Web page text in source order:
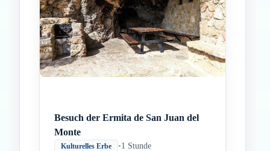
InicioParadas intermedias
Final
Besuch der Ermita de San Juan del
Monte
Kulturelles Erbe •1 Stunde